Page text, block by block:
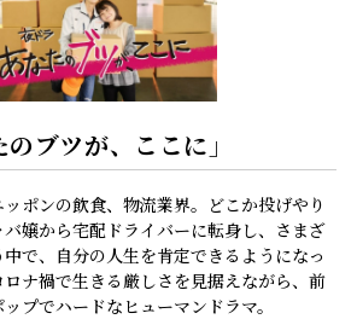
ブツが、ここに」
ポンの飲食、物流業界。どこか投げやり
嬢から宅配ドライバーに転身し、さまざ
で、自分の人生を肯定できるようになっ
ナ禍で生きる厳しさを見据えながら、前
プでハードなヒューマンドラマ。